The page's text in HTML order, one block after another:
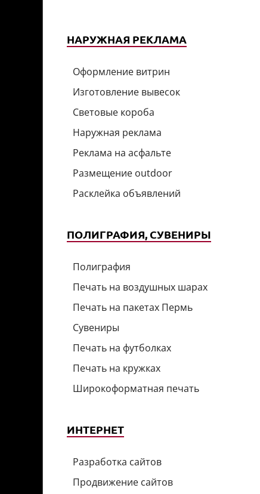
НАРУЖНАЯ РЕКЛАМА
Оформление витрин
Изготовление вывесок
Световые короба
Наружная реклама
Реклама на асфальте
Размещение outdoor
Расклейка объявлений
ПОЛИГРАФИЯ, СУВЕНИРЫ
Полиграфия
Печать на воздушных шарах
Печать на пакетах Пермь
Сувениры
Печать на футболках
Печать на кружках
Широкоформатная печать
ИНТЕРНЕТ
Разработка сайтов
Продвижение сайтов